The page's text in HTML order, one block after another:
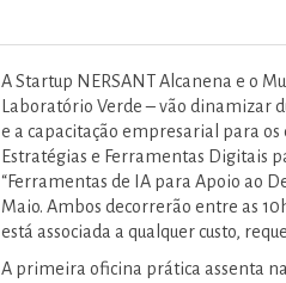
A Startup NERSANT Alcanena e o
Laboratório Verde – vão dinamizar
e a capacitação empresarial para
Estratégias e Ferramentas Digitais
“Ferramentas de IA para Apoio ao
Maio. Ambos decorrerão entre as
está associada a qualquer custo,
A primeira oficina prática assenta